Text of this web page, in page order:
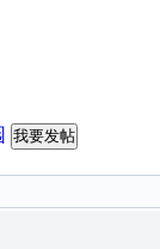
我要发帖